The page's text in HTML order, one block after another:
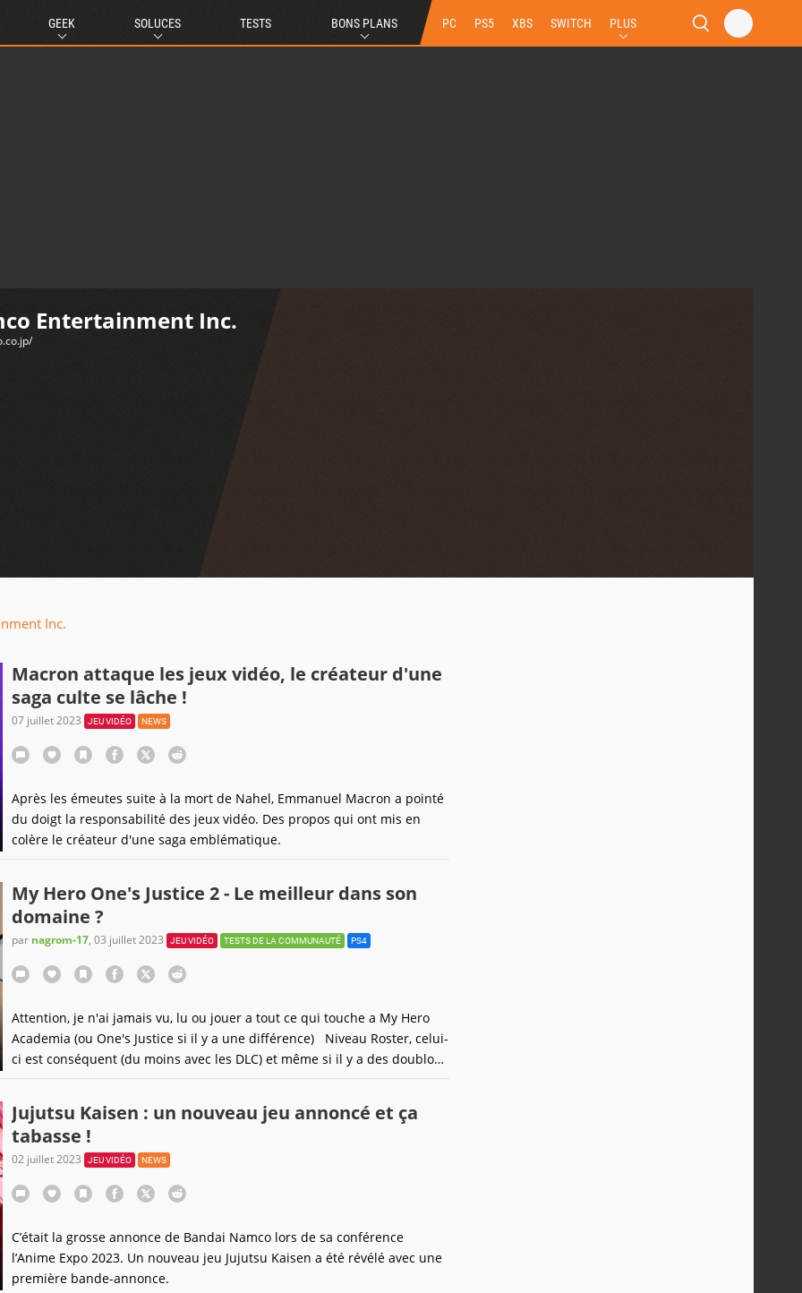
GEEK SOLUCES TESTS BONS PLANS PC PS5 XBS SWITCH PLUS
Entertainment Inc.
Inc.
Macron attaque les jeux vidéo, le créateur d'une
saga culte se lâche !
07 juillet 2023 JEU VIDÉO NEWS
Après les émeutes suite à la mort de Nahel, Emmanuel Macron a pointé
du doigt la responsabilité des jeux vidéo. Des propos qui ont mis en
colère le créateur d'une saga emblématique.
My Hero One's Justice 2 - Le meilleur dans son
domaine ?
par nagrom-17, 03 juillet 2023 JEU VIDÉO TESTS DE LA COMMUNAUTÉ PS4
Attention, je n'ai jamais vu, lu ou jouer a tout ce qui touche a My Hero
Academia (ou One's Justice si il y a une différence) Niveau Roster, celui-
ci est conséquent (du moins avec les DLC) et même si il y a des doublons
(3 formes pour le Heros principal par exemple), le gameplay est toujours
Jujutsu Kaisen : un nouveau jeu annoncé et ça
tabasse !
02 juillet 2023 JEU VIDÉO NEWS
C’était la grosse annonce de Bandai Namco lors de sa conférence
l’Anime Expo 2023. Un nouveau jeu Jujutsu Kaisen a été révélé avec une
première bande-annonce.